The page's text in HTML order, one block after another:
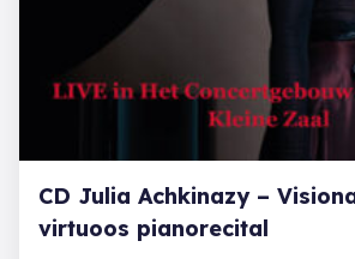
CD Julia Achkinazy –
virtuoos pianorecital